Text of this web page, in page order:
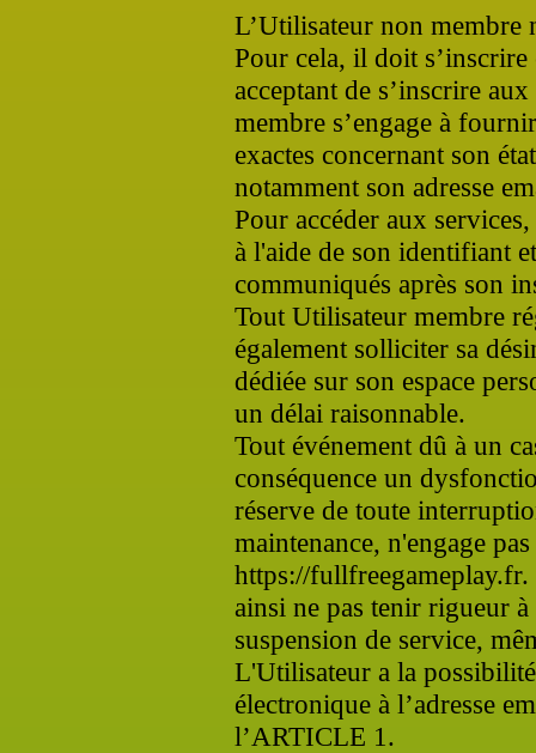
L’Utilisateur non membre
Pour cela, il doit
acceptant de s’inscrire
membre s’engage à
exactes concernant son
notamment son adresse
Pour accéder aux
à l'aide de son identifiant
communiqués après son
Tout Utilisateur membre
également solliciter sa
dédiée sur son espace
un délai raisonnable.
Tout événement dû à un
conséquence un
réserve de toute
maintenance, n'engage
https://fullfreegameplay.fr.
ainsi ne pas tenir rigueur
suspension de service,
L'Utilisateur a la
électronique à l’adresse
l’ARTICLE 1.